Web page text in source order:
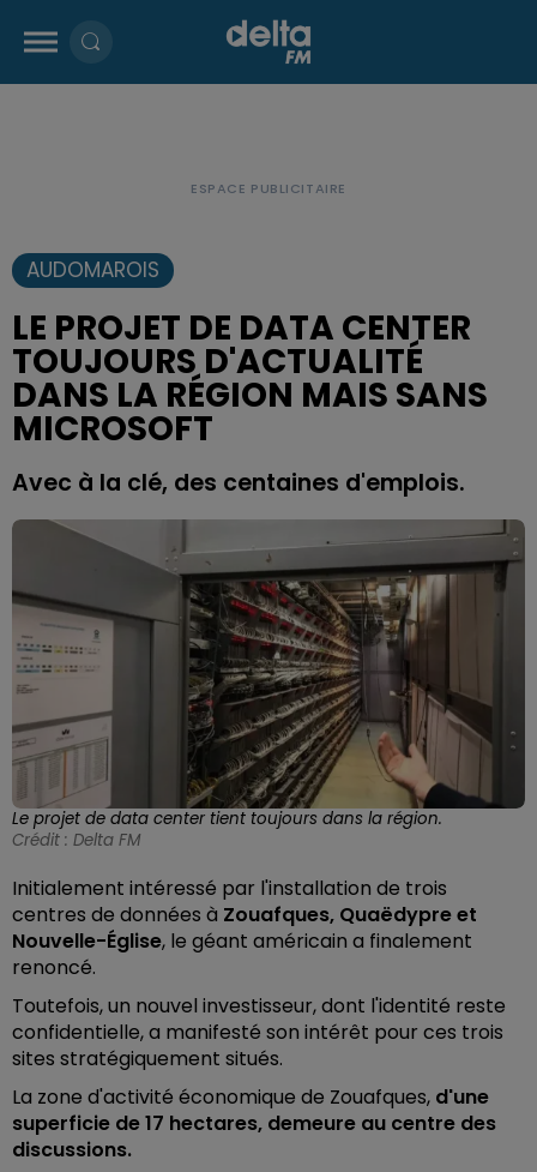
AUDOMAROIS
LE PROJET DE DATA CENTER
TOUJOURS D'ACTUALITÉ
DANS LA RÉGION MAIS SANS
MICROSOFT
Avec à la clé, des centaines d'emplois.
Le projet de data center tient toujours dans la région.
Crédit : Delta FM
Initialement intéressé par l'installation de trois
centres de données à Zouafques, Quaëdypre et
Nouvelle-Église, le géant américain a finalement
renoncé.
Toutefois, un nouvel investisseur, dont l'identité reste
confidentielle, a manifesté son intérêt pour ces trois
sites stratégiquement situés.
La zone d'activité économique de Zouafques, d'une
superficie de 17 hectares, demeure au centre des
discussions.